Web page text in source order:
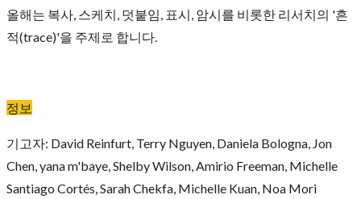
올해는 복사, 스케치, 덧붙임, 표시, 암시를 비롯한 리서치의 '흔
적(trace)'을 주제로 합니다.
정보
기고자: David Reinfurt, Terry Nguyen, Daniela Bologna, Jon
Chen, yana m'baye, Shelby Wilson, Amirio Freeman, Michelle
Santiago Cortés, Sarah Chekfa, Michelle Kuan, Noa Mori